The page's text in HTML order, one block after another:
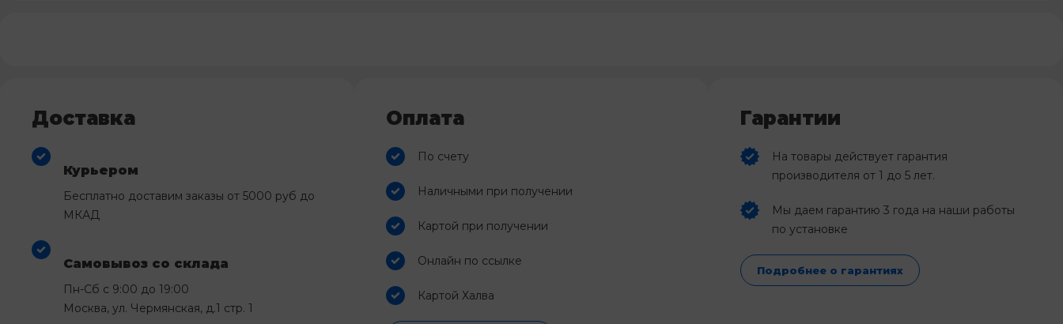
Доставка
Курьером
Бесплатно доставим заказы от 5000 руб до
МКАД
Самовывоз со склада
Пн-Сб с 9:00 до 19:00
Москва, ул. Чермянская, д.1 стр. 1
Оплата
По счету
Наличными при получении
Картой при получении
Онлайн по ссылке
Картой Халва
Гарантии
На товары действует гарантия
производителя от 1 до 5 лет.
Мы даем гарантию 3 года на наши работы
по установке
Подробнее о гарантиях